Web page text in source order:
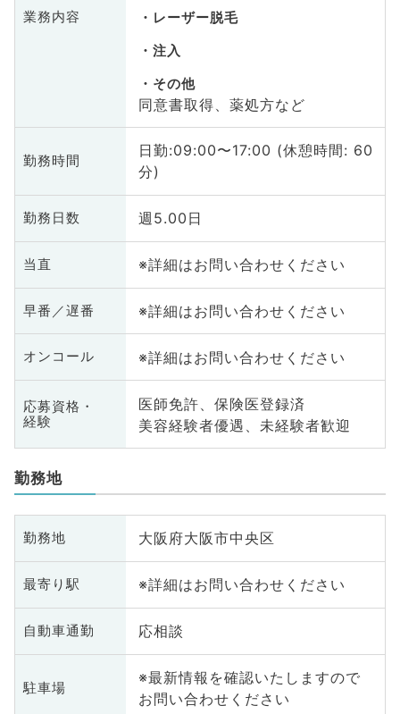
業務内容 レーザー脱毛
注入
その他
同意書取得、薬処方など
勤務時間
日勤:09:00〜17:00 (休憩時間: 60
分)
勤務日数 週5.00日
当直 ※詳細はお問い合わせください
早番／遅番 ※詳細はお問い合わせください
オンコール ※詳細はお問い合わせください
応募資格・
経験
医師免許、保険医登録済
美容経験者優遇、未経験者歓迎
勤務地
勤務地 大阪府大阪市中央区
最寄り駅 ※詳細はお問い合わせください
自動車通勤 応相談
駐車場
※最新情報を確認いたしますので
お問い合わせください